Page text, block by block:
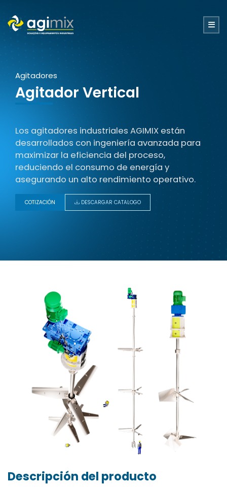
Agitadores
Agitador Vertical
Los agitadores industriales AGIMIX están
desarrollados con ingeniería avanzada para
maximizar la eficiencia del proceso,
reduciendo el consumo de energía y
asegurando un alto rendimiento operativo.
COTIZACIÓN DESCARGAR CATALOGO
Descripción del producto